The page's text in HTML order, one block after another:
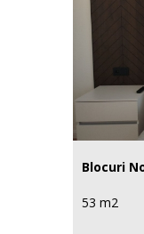
Blocuri
53 m2